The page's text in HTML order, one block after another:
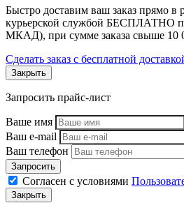
Быстро доставим ваш заказ прямо в
курьерской службой БЕСПЛАТНО
МКАД), при сумме заказа свыше 10
Сделать заказ с бесплатной
Закрыть
Запросить прайс-лист
Ваше имя
Ваш e-mail
Ваш телефон
Запросить
Согласен с условиями
Закрыть